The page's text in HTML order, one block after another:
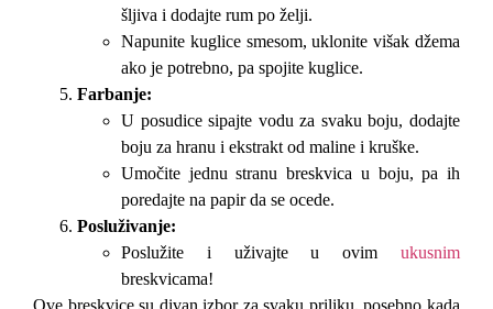
šljiva i dodajte rum po želji.
Napunite kuglice smesom, uklonite višak džema
ako je potrebno, pa spojite kuglice.
Farbanje:
U posudice sipajte vodu za svaku boju, dodajte
boju za hranu i ekstrakt od maline i kruške.
Umočite jednu stranu breskvica u boju, pa ih
poredajte na papir da se ocede.
Posluživanje:
Poslužite i uživajte u ovim ukusnim
breskvicama!